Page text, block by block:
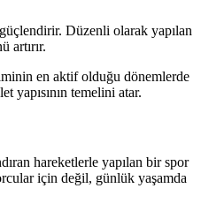
Düzenli olarak yapılan
artırır.
en aktif olduğu dönemlerde
yapısının temelini atar.
hareketlerle yapılan bir spor
için değil, günlük yaşamda